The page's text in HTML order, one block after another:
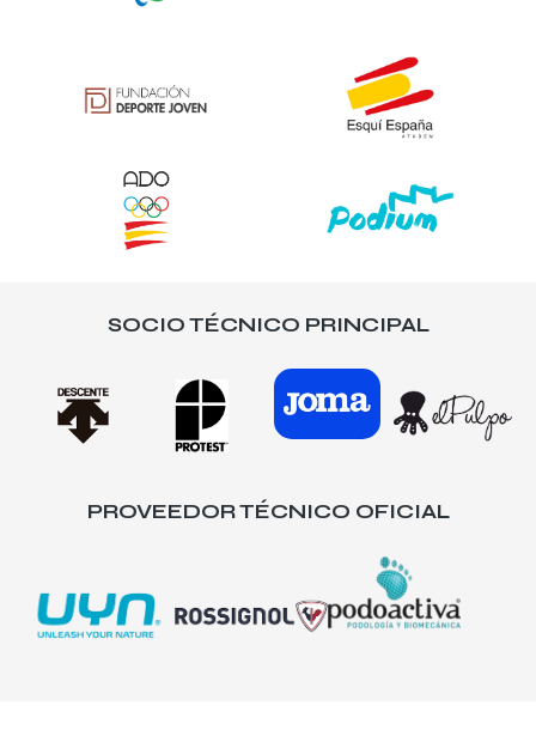
SOCIO TÉCNICO PRINCIPAL
PROVEEDOR TÉCNICO OFICIAL